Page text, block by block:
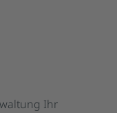
Ihr